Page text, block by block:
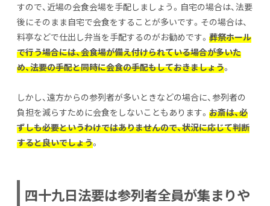
すので、近場の会食会場を手配しましょう。自宅の場合は、法要
後にそのまま自宅で会食をすることが多いです。その場合は、
料亭などで仕出し弁当を手配するのがお勧めです。 葬祭ホール
で行う場合には、会食場が備え付けられている場合が多いた
め、法要の手配と同時に会食の手配もしておきましょう。
しかし、遠方からの参列者が多いときなどの場合に、参列者の
負担を減らすために会食をしないこともあります。 お斎は、必
ずしも必要というわけではありませんので、状況に応じて判断
すると良いでしょう。
四十九日法要は参列者全員が集まりや